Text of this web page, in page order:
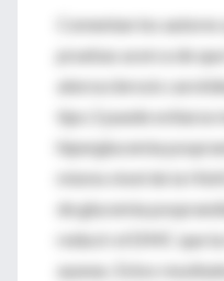
Comentan los
pruebas acerca de
aterosclerosis
tipo 2 puede evitarse
hiperglucemia
mismo nivel de la
de glucemia
reducir el EIMC que
ayunas. Estos